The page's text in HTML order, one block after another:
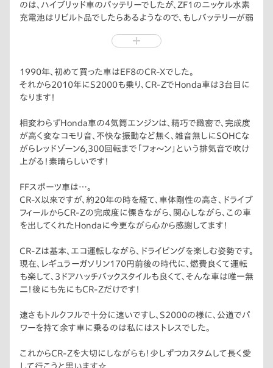
のは、ハイブリッド車のバッテリーでしたが、ZF1のニッケル水素
充電池はリビルト品でしたらあるようなので、もしバッテリーが弱
CR-Zは唯一無二の存在です！
強いて言えば、初代インサイトがありますが、かなり古くなり玉数
も少なく、補修パーツも心配ですので、中古で手頃になったCR-Z
1990年、初めて買った車はEF8のCR-Xでした。
それから2010年にS2000も乗り、CR-ZでHonda車は3台目に
なります！
相変わらずHonda車の4気筒エンジンは、精巧で緻密で、完成度
が高く変なコモリ音、不快な振動など無く、雑音無しにSOHCな
がらレッドゾーン6,300回転まで「フォ〜ン」という排気音で吹け
上がる！素晴らしいです！
FFスポーツ車は…。
CR-X以来ですが、約20年の時を経て、車体剛性の高さ、ドライブ
フィールからCR-Zの完成度に慄きながら、関心しながら、この車
を出してくれたHondaに今更ながら心から感謝してます！
CR-Zは基本、エコ運転しながら、ドライビングを楽しむ姿勢です。
現在、レギュラーガソリン170円前後の時代に、燃費良くて運転
も楽して、3ドアハッチバックスタイルも良くて、そんな車は唯一無
二！後にも先にもCR-Zだけです！
速さもトルクフルで十分に速いですし、S2000の様に、公道でパ
ワーを持て余す車に乗るのは私にはストレスでした。
これからCR-Zを大切にしながらも！少しずつカスタムして長く愛
して行こうと思います☆